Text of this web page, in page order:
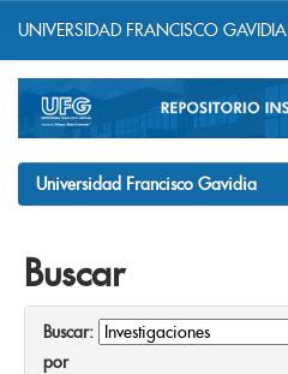
navigation
UNIVERSIDAD FRANCISCO GAVIDIA
Universidad Francisco Gavidia
Buscar
Buscar:
por